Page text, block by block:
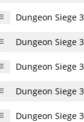
Dungeon Siege
Dungeon Siege
Dungeon Siege
Dungeon Siege
Dungeon Siege